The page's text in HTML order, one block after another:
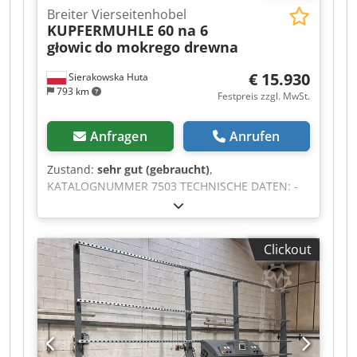
Sierakowska Huta
793 km
Breiter Vierseitenhobel
KUPFERMUHLE 60 na 6
głowicdo mokrego drewna
€ 15.930
Festpreis zzgl. MwSt.
Anfragen Anrufen
Zustand: sehr gut (gebraucht),
KATALOGNUMMER 7503 TECHNISCHE DATEN: -
maximale Hobelbreite: 610 mm - maximale
Hobelhöhe (beidseitig): 200 mm - maximale
Hobelhöhe (vierseitig): 100 mm Von oben: - 2
gummierte Vorschubwalzen - 2 gezahnte
Vorschubwalzen - 1 metallene Vorschubwalze -
gezahnter Einzugswellenantrieb -
Rückschlagstifte - Niederhalter - 2 gezahnte
Vorschubwellen - Niederhalter - Hobelwelle 610
mm, 4-Messer, 7,5 kW - Niederhalter - glatte
metallene Vorschubwalze - Niederhalter -
Clickout